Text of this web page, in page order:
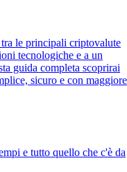
le principali criptovalute
tecnologiche e a un
guida completa scoprirai
sicuro e con maggiore
e tutto quello che c'è da